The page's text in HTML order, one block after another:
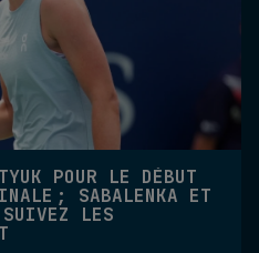
POUR LE DÉBUT
; SABALENKA ET
LES